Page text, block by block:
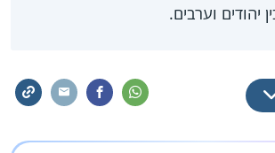
יהודים וערבים.